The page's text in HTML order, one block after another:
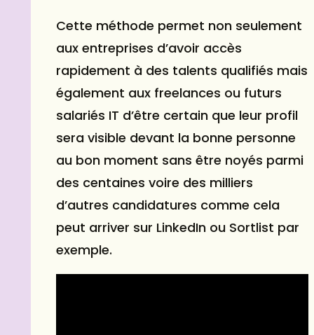
Cette méthode permet non seulement
aux entreprises d’avoir accès
rapidement à des talents qualifiés mais
également aux freelances ou futurs
salariés IT d’être certain que leur profil
sera visible devant la bonne personne
au bon moment sans être noyés parmi
des centaines voire des milliers
d’autres candidatures comme cela
peut arriver sur LinkedIn ou Sortlist par
exemple.